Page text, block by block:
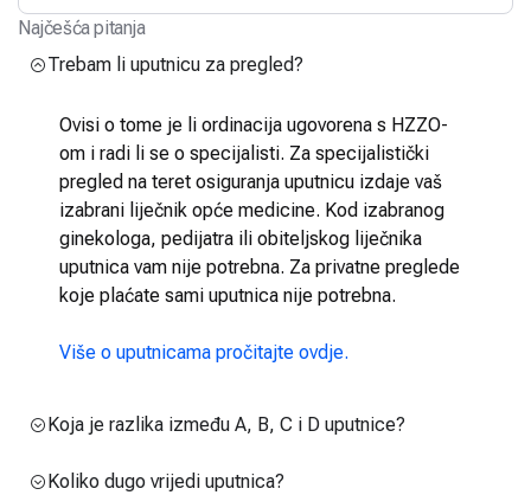
Najčešća pitanja
Trebam li uputnicu za pregled?
Ovisi o tome je li ordinacija ugovorena s HZZO-
om i radi li se o specijalisti. Za specijalistički
pregled na teret osiguranja uputnicu izdaje vaš
izabrani liječnik opće medicine. Kod izabranog
ginekologa, pedijatra ili obiteljskog liječnika
uputnica vam nije potrebna. Za privatne preglede
koje plaćate sami uputnica nije potrebna.
Više o uputnicama pročitajte ovdje.
Koja je razlika između A, B, C i D uputnice?
Koliko dugo vrijedi uputnica?